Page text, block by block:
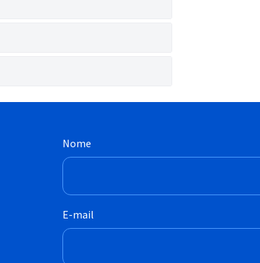
Nome
E-mail